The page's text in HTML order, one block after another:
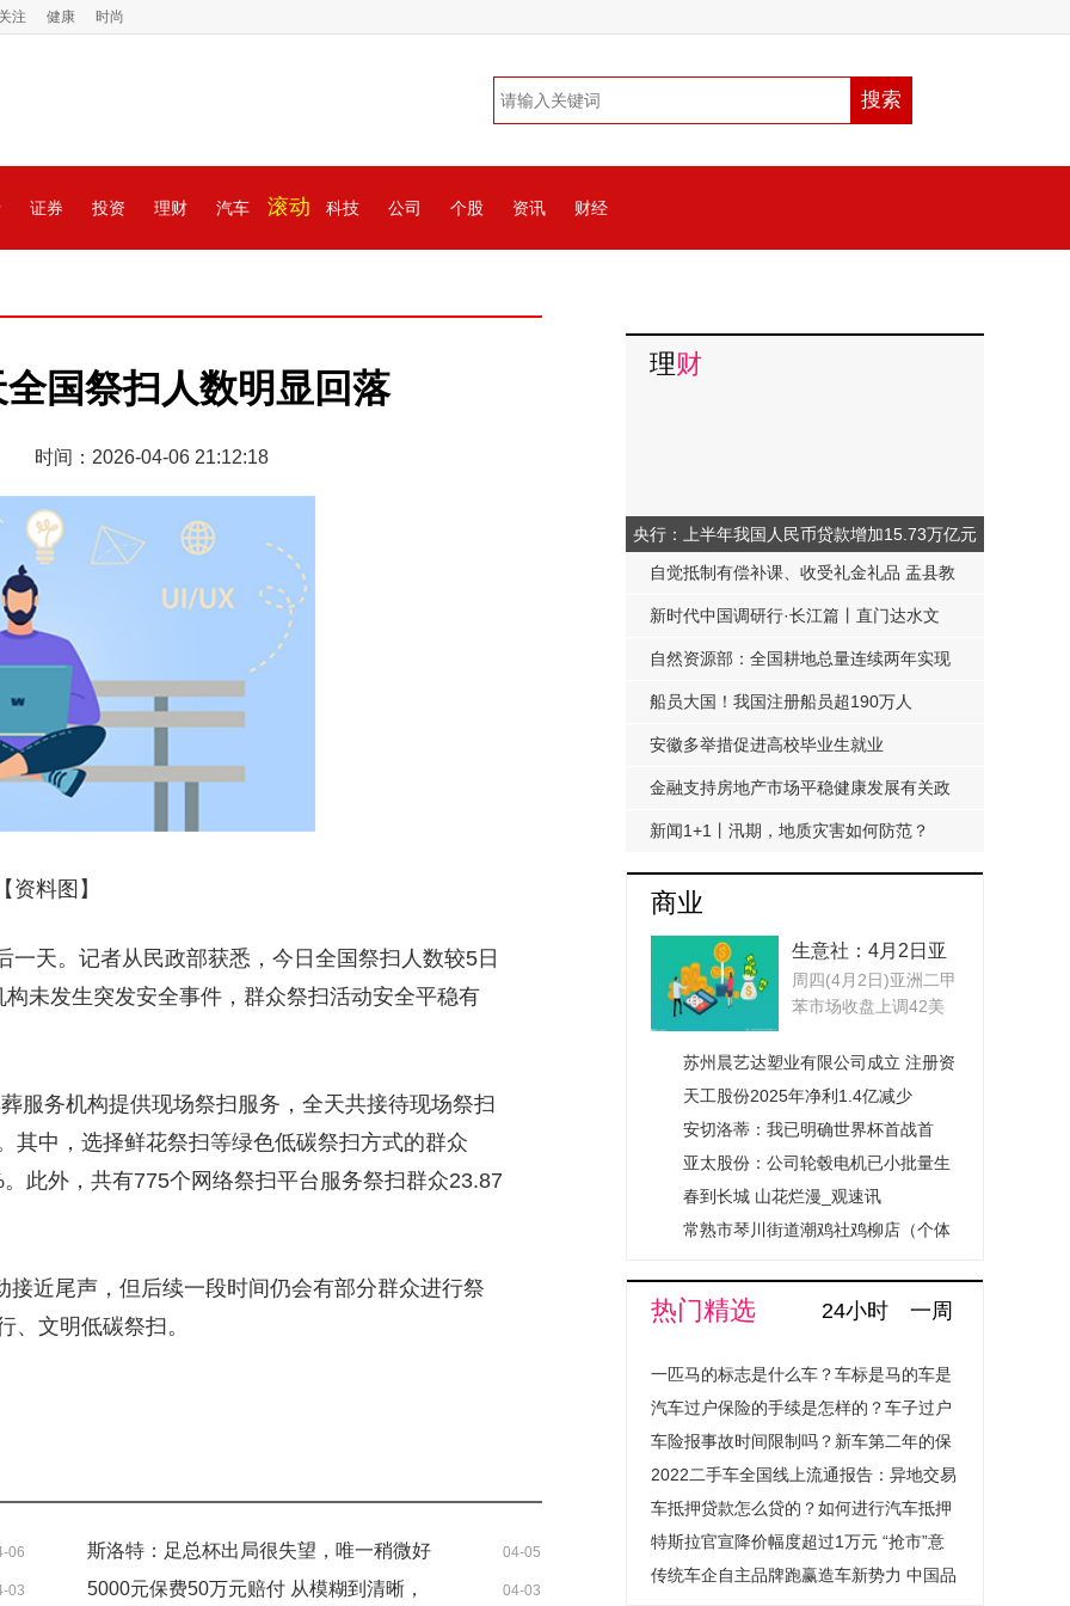
注 健康 时尚
证券 投资 理财 汽车 滚动 科技 公司 个股 资讯 财经
国祭扫人数明显回落
时间：2026-04-06 21:12:18
资料图】
天。记者从民政部获悉，今日全国祭扫人数较5日
未发生突发安全事件，群众祭扫活动安全平稳有
服务机构提供现场祭扫服务，全天共接待现场祭扫
其中，选择鲜花祭扫等绿色低碳祭扫方式的群众
此外，共有775个网络祭扫平台服务祭扫群众23.87
近尾声，但后续一段时间仍会有部分群众进行祭
、文明低碳祭扫。
06
斯洛特：足总杯出局很失望，唯一稍微好
的是0-4后没丢更多球-焦点速看
04-05
03 5000元保费50万元赔付 从模糊到清晰， 04-03
理财
央行：上半年我国人民币贷款增加15.73万亿元
自觉抵制有偿补课、收受礼金礼品 盂县教
科局发布《工作提醒函》
新时代中国调研行·长江篇丨直门达水文
站：从靠人力蹲点到监测自动化
自然资源部：全国耕地总量连续两年实现
净增加
船员大国！我国注册船员超190万人
安徽多举措促进高校毕业生就业
金融支持房地产市场平稳健康发展有关政
策延期至明年底
新闻1+1丨汛期，地质灾害如何防范？
商业
生意社：4月2日亚
洲二甲苯市场收盘
上调
周四(4月2日)亚洲二甲
苯市场收盘上调42美
苏州晨艺达塑业有限公司成立 注册资
本50万人民币_简讯
天工股份2025年净利1.4亿减少
18.83% 总经理蒋荣军薪酬47.86万_
即时焦点
安切洛蒂：我已明确世界杯首战首
发，对最终名单也有清楚规划
亚太股份：公司轮毂电机已小批量生
产 头条焦点
春到长城 山花烂漫_观速讯
常熟市琴川街道潮鸡社鸡柳店（个体
热门精选 24小时 一周
一匹马的标志是什么车？车标是马的车是
什么汽车？
汽车过户保险的手续是怎样的？车子过户
保险费用会上涨吗？
车险报事故时间限制吗？新车第二年的保
险怎么买？
2022二手车全国线上流通报告：异地交易
量提升超1.4倍成绝对主流
车抵押贷款怎么贷的？如何进行汽车抵押
贷款程序是怎样的？
特斯拉官宣降价幅度超过1万元 “抢市”意
图明显
传统车企自主品牌跑赢造车新势力 中国品